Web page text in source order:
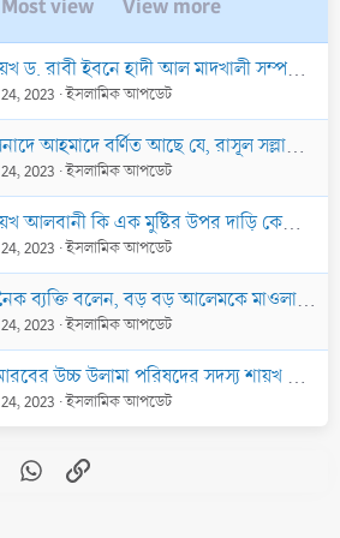
Most view View more
হাদী আল মাদখালী সম্পর্কে জানতে চাই। তিনি সালাফী মানহাজ থেকে বের হয়ে গেছেন এমন দাবী কি সঠিক?
2023 ইসলামিক আপডেট
2023 ইসলামিক আপডেট
কি এক মুষ্টির উপর দাড়ি কেটে ফেলা ওয়াজিব বলেছেন? এ বিষয়ে স্পষ্ট জানতে চাই।
2023 ইসলামিক আপডেট
বলেন, বড় বড় আলেমকে মাওলানা, হযরত না বলে শায়খ বলতে হবে। তার দাবী কি সঠিক?
2023 ইসলামিক আপডেট
উলামা পরিষদের সদস্য শায়খ ছালেহ আল-ফাওযান’র বক্তব্য
2023 ইসলামিক আপডেট
LinkedInWhatsApp
Link